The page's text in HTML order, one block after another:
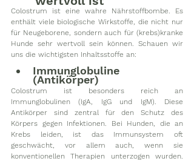
Colostrum ist eine wahre Nährstoffbombe. Es
enthält viele biologische Wirkstoffe, die nicht nur
für Neugeborene, sondern auch für (krebs)kranke
Hunde sehr wertvoll sein können. Schauen wir
uns die wichtigsten Inhaltsstoffe an:
Immunglobuline
(Antikörper)
Colostrum ist besonders reich an
Immunglobulinen (IgA, IgG und IgM). Diese
Antikörper sind zentral für den Schutz des
Körpers gegen Infektionen. Bei Hunden, die an
Krebs leiden, ist das Immunsystem oft
geschwächt, vor allem auch, wenn sie
konventionellen Therapien unterzogen wurden.